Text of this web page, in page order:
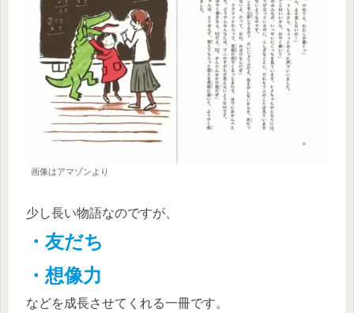
画像はアマゾンより
少し長い物語なのですが、
・友だち
・想像力
などを成長させてくれる一冊です。